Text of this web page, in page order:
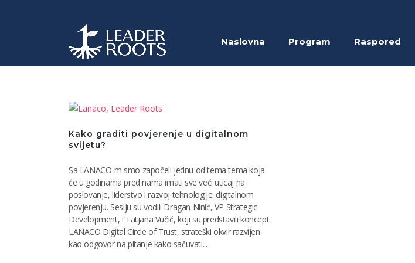
Naslovna Program Raspored
Kako graditi povjerenje u digitalnom
svijetu?
Sa LANACO-m smo započeli jednu od tema tema koja
će u godinama pred nama imati sve veći uticaj na
poslovanje, liderstvo i razvoj tehnologije: digitalnom
povjerenju. Sesiju su vodili Dragan Ninić, VP Strategic
Development, i Tatjana Vučić, koji su predstavili koncept
LANACO Digital Circle of Trust, strateški okvir razvijen
kao odgovor na pitanje kako sačuvati...